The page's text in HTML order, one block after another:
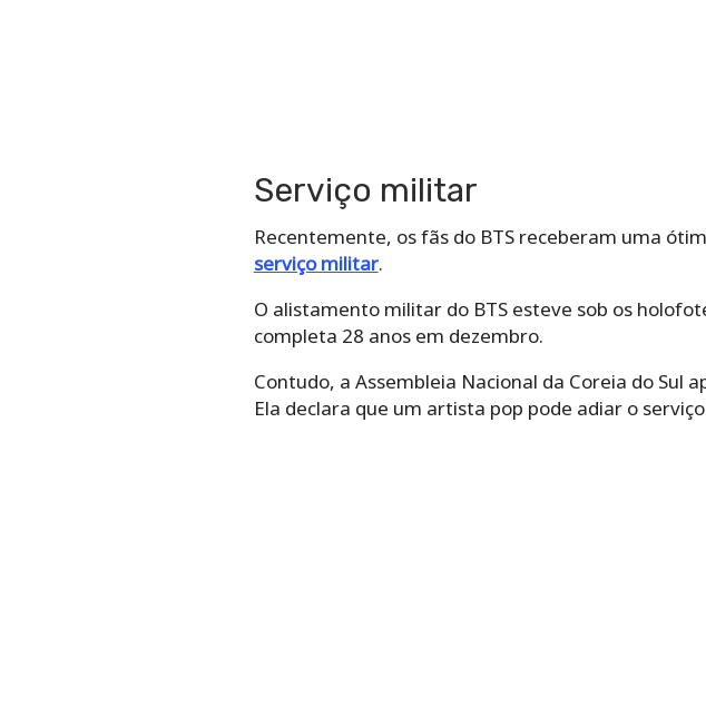
Serviço militar
Recentemente, os fãs do BTS receberam uma
serviço militar.
O alistamento militar do BTS esteve sob os
completa 28 anos em dezembro.
Contudo, a Assembleia Nacional da Coreia do Sul
Ela declara que um artista pop pode adiar o